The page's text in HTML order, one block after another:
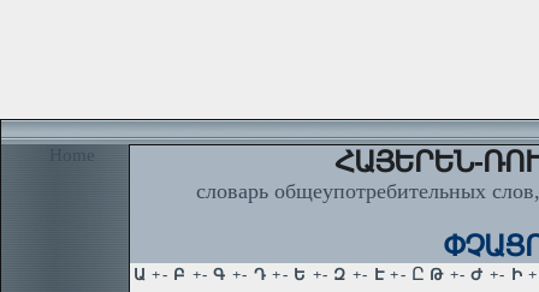
Home ՀԱՅԵՐԵՆ-
словарь общеупотребительных